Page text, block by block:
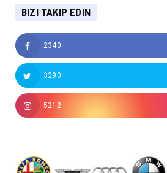
BIZI TAKIP EDIN
2340
3290
5212